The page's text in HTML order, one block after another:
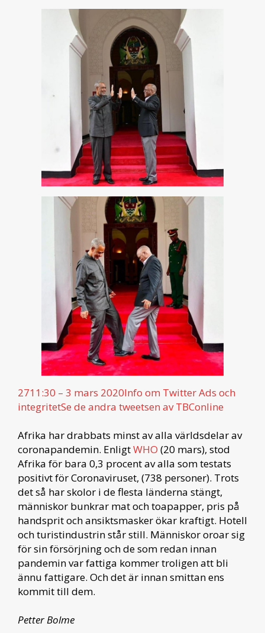
2711:30 – 3 mars 2020Info om Twitter Ads och
integritetSe de andra tweetsen av TBConline
Afrika har drabbats minst av alla världsdelar av
coronapandemin. EnligtWHO (20 mars), stod
Afrika för bara 0,3 procent av alla som testats
positivt för Coronaviruset, (738 personer). Trots
det så har skolor i de flesta länderna stängt,
människor bunkrar mat och toapapper, pris på
handsprit och ansiktsmasker ökar kraftigt. Hotell
och turistindustrin står still. Människor oroar sig
för sin försörjning och de som redan innan
pandemin var fattiga kommer troligen att bli
ännu fattigare. Och det är innan smittan ens
kommit till dem.
Petter Bolme